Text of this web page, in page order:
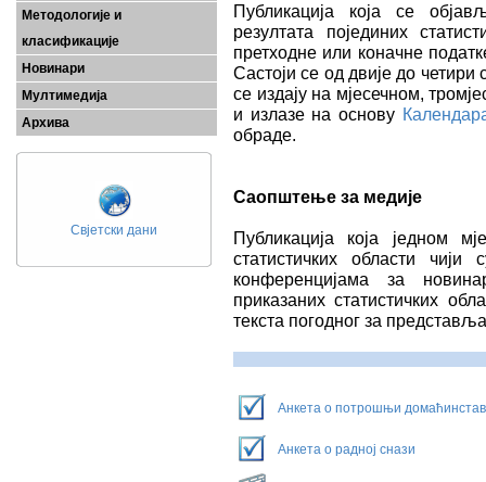
Методологије и
класификације
Новинари
Мултимедија
Архива
Свјетски дани
Публикација која се
резултата појединих
претходне или коначне
Састоји се од двије до
се издају на мјесечном,
и излазе на основу
обраде.
Саопштење за медије
Публикација која једном
статистичких области
конференцијама за
приказаних статистичких
текста погодног за
Анкета о потрошњи
Анкета о радној снази